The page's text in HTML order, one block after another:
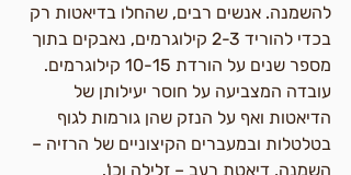
להשמנה. אנשים רבים, שהחלו בדיאטות רק
בכדי להוריד 2-3 קילוגרמים, נאבקים בתוך
מספר שנים על הורדת 10-15 קילוגרמים.
עובדה המצביעה על חוסר יעילותן של
הדיאטות ואף על הנזק שהן גורמות לגוף
בטלטלות ובמעברים הקיצוניים של הרזיה –
השמנה, דיאטת רעב – זלילה וכו'.